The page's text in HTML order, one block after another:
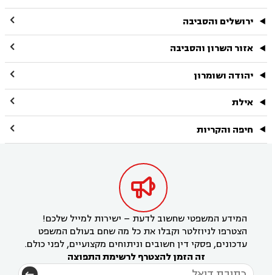
ירושלים והסביבה 
אזור השרון והסביבה 
יהודה ושומרון 
אילת 
חיפה והקריות 

המידע המשפטי שחשוב לדעת – ישירות למייל שלכם!
הצטרפו לניוזלטר וקבלו את כל מה שחם בעולם המשפט
עדכונים, פסקי דין חשובים וניתוחים מקצועיים, לפני כולם.
זה הזמן להצטרף לרשימת התפוצה